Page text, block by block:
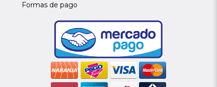
Formas de pago